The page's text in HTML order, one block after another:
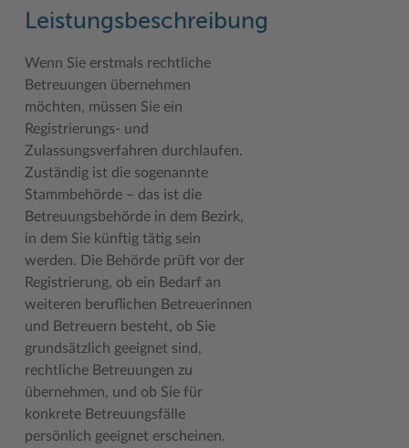
Geodatenportale (Kreiskarte)
Kontakt / Öffnungszeiten
Lebenslagen
Leistungen
Lexikon
Wo Sie uns finden
Wunsch-Kennzeichen ↗
Zuständigkeitsfinder SH ↗
Fotoarchiv
Klimaanpassungskonzept
Kreistag Sitzungskalender
Lokales Wetter
Newsletter
Social Media
Stellenangebote
Stormarninfo
Termine
Ukrainehilfe
Woche der Seelischen Gesundheit
Kreispräsident
Kreistag Sitzungskalender
Kreisverwaltung
Landrat
Sonderbereiche
Städte und Gemeinden
Wahlen im Kreis
Wappen und Geschichte
Wappenrolle
Was ist ein Kreis?
Zahlen, Daten, Fakten
Offene Stellen
Weiterbildung beim Kreis Stormarn
Wen wir suchen
Klimaschutz beim Kreis Stormarn
Stormarner Bündnis für bezahlbares Wohnen
Wirtschafts- und Aufbaugesellschaft Stormarn
Zahlen, Daten, Fakten
Kulturelle Einrichtungen
Naturschutzgebiete
Radwandern
Storchenhorste
Lieblingsplätze in der Metropolregion
Tourismus
Umlandscout Hamburg
Vereine und Gruppen
Wälder und Moore
Leistungsbeschreibung
Wenn Sie erstmals rechtliche
Betreuungen übernehmen
möchten, müssen Sie ein
Registrierungs- und
Zulassungsverfahren durchlaufen.
Zuständig ist die sogenannte
Stammbehörde – das ist die
Betreuungsbehörde in dem Bezirk,
in dem Sie künftig tätig sein
werden. Die Behörde prüft vor der
Registrierung, ob ein Bedarf an
weiteren beruflichen Betreuerinnen
und Betreuern besteht, ob Sie
grundsätzlich geeignet sind,
rechtliche Betreuungen zu
übernehmen, und ob Sie für
konkrete Betreuungsfälle
persönlich geeignet erscheinen.